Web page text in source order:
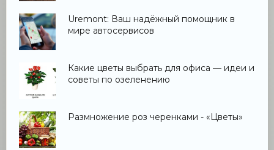
Uremont: Ваш надёжный помощник в
мире автосервисов
Какие цветы выбрать для офиса — идеи и
советы по озеленению
Размножение роз черенками - «Цветы»